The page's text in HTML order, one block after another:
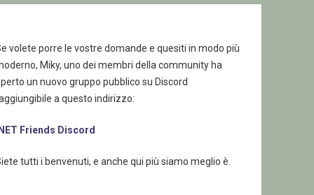
volete porre le vostre domande e quesiti in modo più
Miky, uno dei membri della community ha
un nuovo gruppo pubblico su Discord
a questo indirizzo:
Friends Discord
tutti i benvenuti, e anche qui più siamo meglio è.